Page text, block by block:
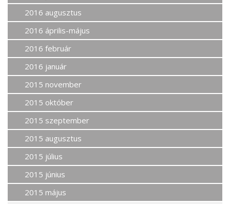
2016 augusztus
2016 április-május
2016 február
2016 január
2015 november
2015 október
2015 szeptember
2015 augusztus
2015 július
2015 június
2015 május